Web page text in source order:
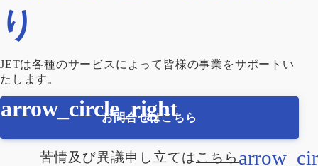
り
JETは各種のサービスによって皆様の事業をサポートい
たします。
お問合せはこちら
苦情及び異議申し立てはこちら